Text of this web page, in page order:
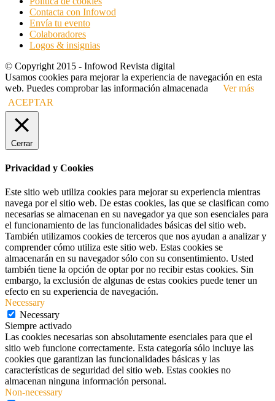
Contacta con Infowod
Envía tu evento
Colaboradores
Logos & insignias
© Copyright 2015 - Infowod Revista digital
Usamos cookies para mejorar la experiencia de navegación en esta
web. Puedes comprobar las información almacenada
Ver más
ACEPTAR
Cerrar
Privacidad y Cookies
Este sitio web utiliza cookies para mejorar su experiencia mientras
navega por el sitio web. De estas cookies, las que se clasifican como
necesarias se almacenan en su navegador ya que son esenciales para
el funcionamiento de las funcionalidades básicas del sitio web.
También utilizamos cookies de terceros que nos ayudan a analizar y
comprender cómo utiliza este sitio web. Estas cookies se
almacenarán en su navegador sólo con su consentimiento. Usted
también tiene la opción de optar por no recibir estas cookies. Sin
embargo, la exclusión de algunas de estas cookies puede tener un
efecto en su experiencia de navegación.
Necessary
Necessary
Siempre activado
Las cookies necesarias son absolutamente esenciales para que el
sitio web funcione correctamente. Esta categoría sólo incluye las
cookies que garantizan las funcionalidades básicas y las
características de seguridad del sitio web. Estas cookies no
almacenan ninguna información personal.
Non-necessary